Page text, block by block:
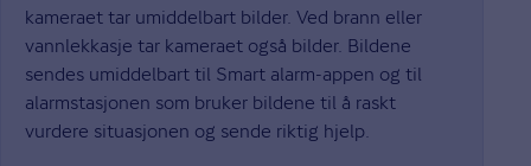
kameraet tar umiddelbart bilder. Ved brann eller
vannlekkasje tar kameraet også bilder. Bildene
sendes umiddelbart til Smart alarm-appen og til
alarmstasjonen som bruker bildene til å raskt
vurdere situasjonen og sende riktig hjelp.